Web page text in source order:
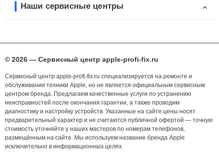
Наши сервисные центры
© 2026 — Сервисный центр apple-profi-fix.ru
Сервисный центр apple-profi-fix.ru специализируется на ремонте и
обслуживании техники Apple, но не является официальным сервисным
центром бренда. Предлагаем качественные услуги по устранению
неисправностей после окончания гарантии, а также проводим
диагностику и настройку устройств. Указанные на сайте цены носят
предварительный характер и не считаются публичной офертой — точную
стоимость уточняйте у наших мастеров по номерам телефонов,
размещённым на сайте. Мы используем название бренда Apple
исключительно в информационных целях.